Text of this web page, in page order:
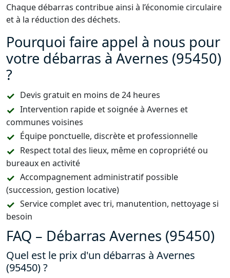
Chaque débarras contribue ainsi à l’économie circulaire
et à la réduction des déchets.
Pourquoi faire appel à nous pour
votre débarras à Avernes (95450)
?
Devis gratuit en moins de 24 heures
Intervention rapide et soignée à Avernes et
communes voisines
Équipe ponctuelle, discrète et professionnelle
Respect total des lieux, même en copropriété ou
bureaux en activité
Accompagnement administratif possible
(succession, gestion locative)
Service complet avec tri, manutention, nettoyage si
besoin
FAQ – Débarras Avernes (95450)
Quel est le prix d'un débarras à Avernes
(95450) ?